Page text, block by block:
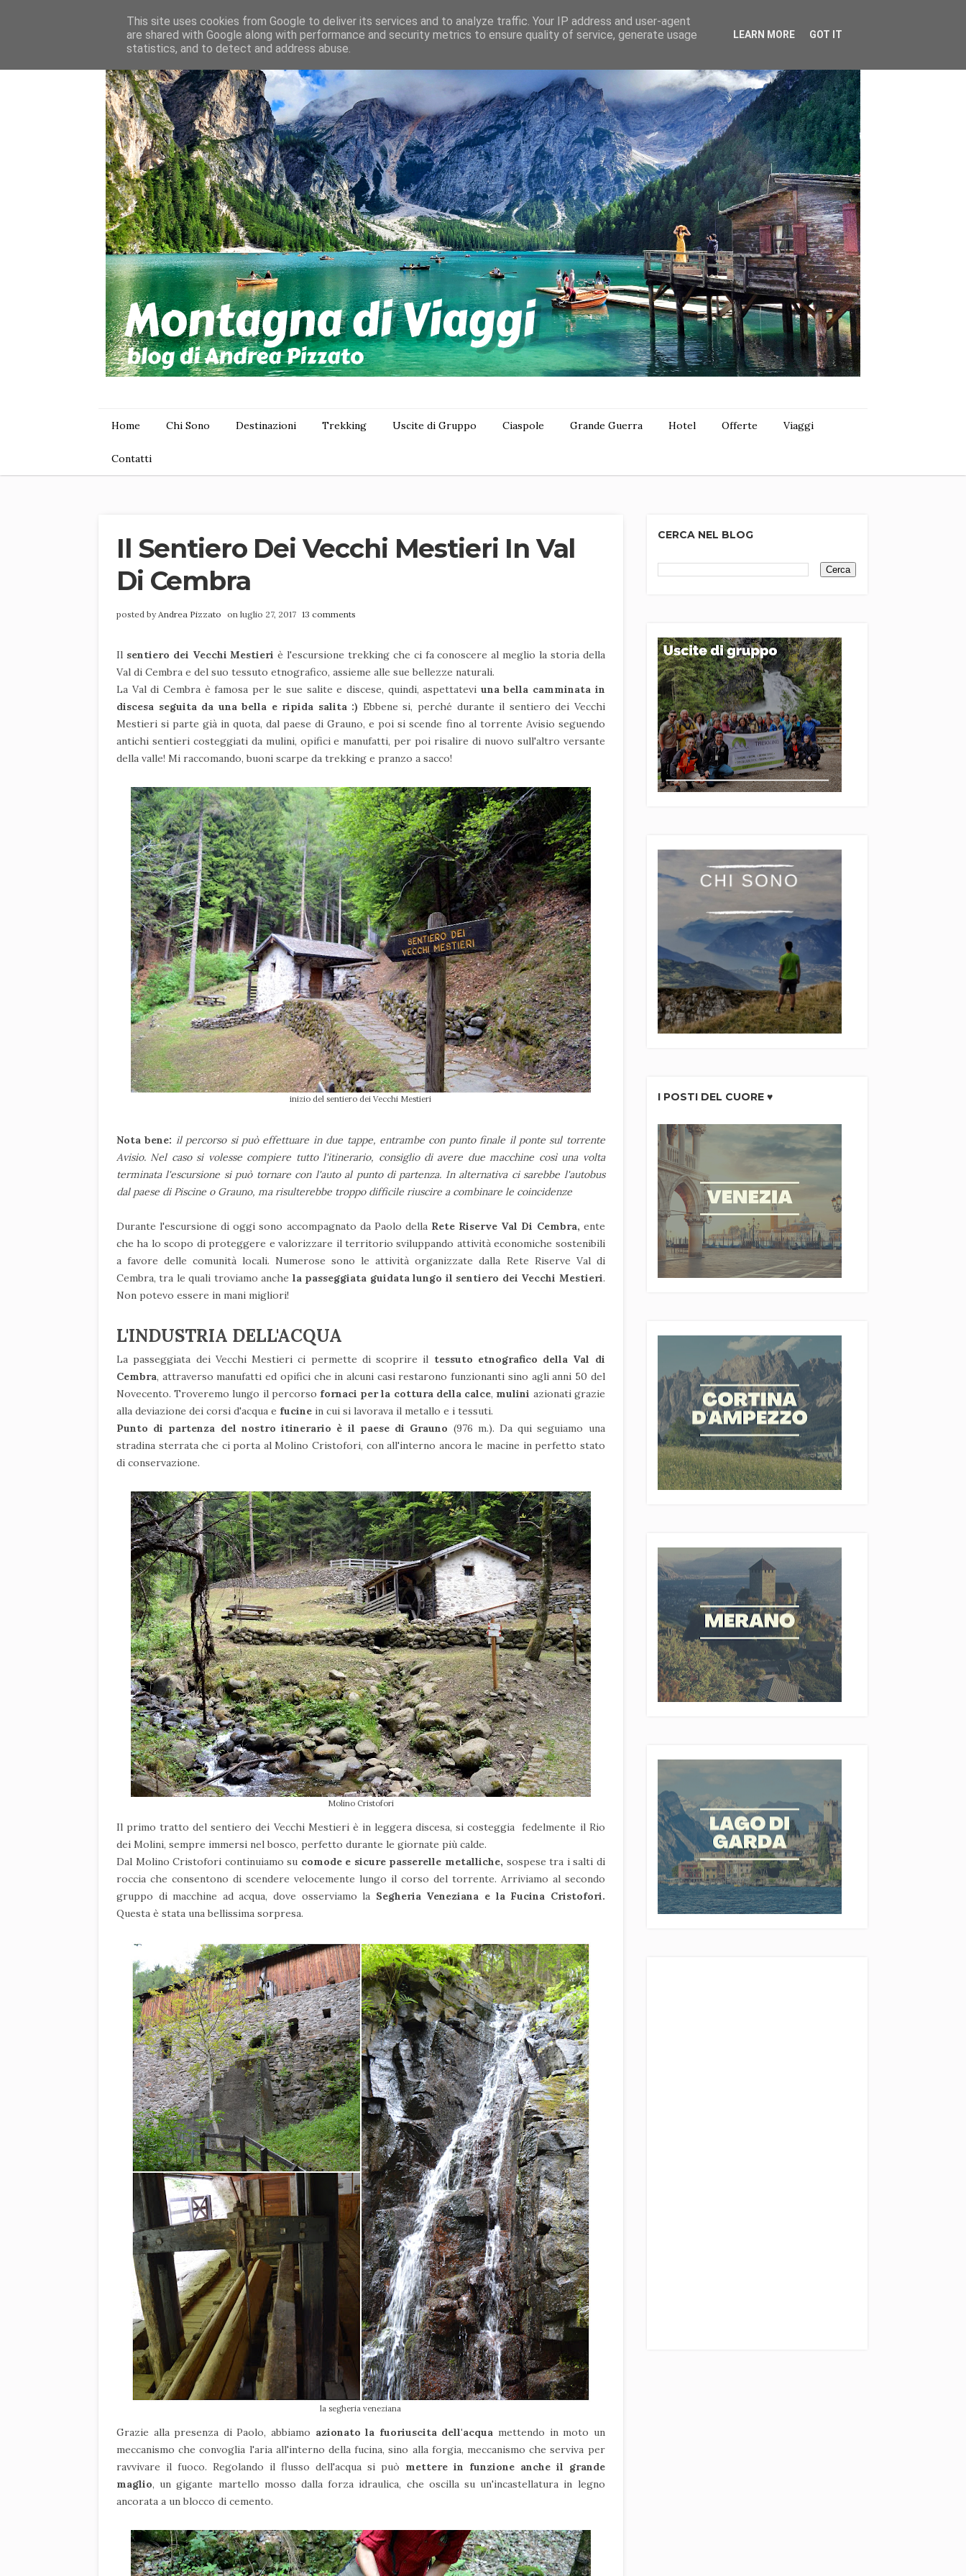
Home Chi Sono Destinazioni Trekking Uscite di Gruppo Ciaspole Grande Guerra Hotel Offerte Viaggi
Contatti
Il Sentiero Dei Vecchi Mestieri In Val
Di Cembra
posted byAndrea Pizzato on luglio 27, 2017 13 comments
Il sentiero dei Vecchi Mestieri è l'escursione trekking che ci fa conoscere al meglio la storia della
Val di Cembra e del suo tessuto etnografico, assieme alle sue bellezze naturali.
La Val di Cembra è famosa per le sue salite e discese, quindi, aspettatevi una bella camminata in
discesa seguita da una bella e ripida salita :) Ebbene si, perché durante il sentiero dei Vecchi
Mestieri si parte già in quota, dal paese di Grauno, e poi si scende fino al torrente Avisio seguendo
antichi sentieri costeggiati da mulini, opifici e manufatti, per poi risalire di nuovo sull'altro versante
della valle! Mi raccomando, buoni scarpe da trekking e pranzo a sacco!
inizio del sentiero dei Vecchi Mestieri
Nota bene: il percorso si può effettuare in due tappe, entrambe con punto finale il ponte sul torrente
Avisio. Nel caso si volesse compiere tutto l'itinerario, consiglio di avere due macchine così una volta
terminata l'escursione si può tornare con l'auto al punto di partenza. In alternativa ci sarebbe l'autobus
dal paese di Piscine o Grauno, ma risulterebbe troppo difficile riuscire a combinare le coincidenze
Durante l'escursione di oggi sono accompagnato da Paolo dellaRete Riserve Val Di Cembra, ente
che ha lo scopo di proteggere e valorizzare il territorio sviluppando attività economiche sostenibili
a favore delle comunità locali. Numerose sono le attività organizzate dalla Rete Riserve Val di
Cembra, tra le quali troviamo anche la passeggiata guidata lungo il sentiero dei Vecchi Mestieri.
Non potevo essere in mani migliori!
L'INDUSTRIA DELL'ACQUA
La passeggiata dei Vecchi Mestieri ci permette di scoprire il tessuto etnografico della Val di
Cembra, attraverso manufatti ed opifici che in alcuni casi restarono funzionanti sino agli anni 50 del
Novecento. Troveremo lungo il percorso fornaci per la cottura della calce, mulini azionati grazie
alla deviazione dei corsi d'acqua e fucine in cui si lavorava il metallo e i tessuti.
Punto di partenza del nostro itinerario è il paese di Grauno (976 m.). Da qui seguiamo una
stradina sterrata che ci porta al Molino Cristofori, con all'interno ancora le macine in perfetto stato
di conservazione.
Molino Cristofori
Il primo tratto del sentiero dei Vecchi Mestieri è in leggera discesa, si costeggia fedelmente il Rio
dei Molini, sempre immersi nel bosco, perfetto durante le giornate più calde.
Dal Molino Cristofori continuiamo su comode e sicure passerelle metalliche, sospese tra i salti di
roccia che consentono di scendere velocemente lungo il corso del torrente. Arriviamo al secondo
gruppo di macchine ad acqua, dove osserviamo la Segheria Veneziana e la Fucina Cristofori.
Questa è stata una bellissima sorpresa.
la segheria veneziana
Grazie alla presenza di Paolo, abbiamo azionato la fuoriuscita dell'acqua mettendo in moto un
meccanismo che convoglia l'aria all'interno della fucina, sino alla forgia, meccanismo che serviva per
ravvivare il fuoco. Regolando il flusso dell'acqua si può mettere in funzione anche il grande
maglio, un gigante martello mosso dalla forza idraulica, che oscilla su un'incastellatura in legno
ancorata a un blocco di cemento.
CERCA NEL BLOG
I POSTI DEL CUORE ♥
This site uses cookies from Google to deliver its services and to analyze traffic. Your IP address and user-agent
are shared with Google along with performance and security metrics to ensure quality of service, generate usage
statistics, and to detect and address abuse.
LEARN MORE GOT IT